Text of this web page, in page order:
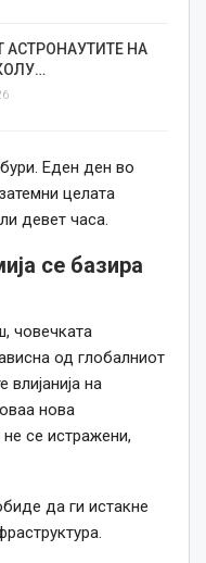
АСТРОНАУТИТЕ НА
Еден ден во
целата
девет часа.
се базира
човечката
од глобалниот
влијанија на
нова
се истражени,
да ги истакне